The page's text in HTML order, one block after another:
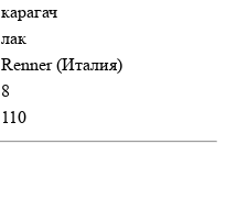
карагач
лак
Renner (Италия)
8
110